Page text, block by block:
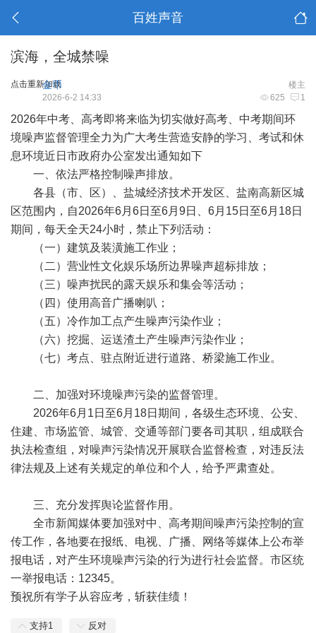
百姓声音
滨海，全城禁噪
点击重新加载 楼主
金币
625 1
2026-6-2 14:33
2026年中考、高考即将来临为切实做好高考、中考期间环
境噪声监督管理全力为广大考生营造安静的学习、考试和休
息环境近日市政府办公室发出通知如下
一、依法严格控制噪声排放。
各县（市、区）、盐城经济技术开发区、盐南高新区城
区范围内，自2026年6月6日至6月9日、6月15日至6月18日
期间，每天全天24小时，禁止下列活动：
（一）建筑及装潢施工作业；
（二）营业性文化娱乐场所边界噪声超标排放；
（三）噪声扰民的露天娱乐和集会等活动；
（四）使用高音广播喇叭；
（五）冷作加工点产生噪声污染作业；
（六）挖掘、运送渣土产生噪声污染作业；
（七）考点、驻点附近进行道路、桥梁施工作业。
二、加强对环境噪声污染的监督管理。
2026年6月1日至6月18日期间，各级生态环境、公安、
住建、市场监管、城管、交通等部门要各司其职，组成联合
执法检查组，对噪声污染情况开展联合监督检查，对违反法
律法规及上述有关规定的单位和个人，给予严肃查处。
三、充分发挥舆论监督作用。
全市新闻媒体要加强对中、高考期间噪声污染控制的宣
传工作，各地要在报纸、电视、广播、网络等媒体上公布举
报电话，对产生环境噪声污染的行为进行社会监督。市区统
一举报电话：12345。
预祝所有学子从容应考，斩获佳绩！
支持1 反对